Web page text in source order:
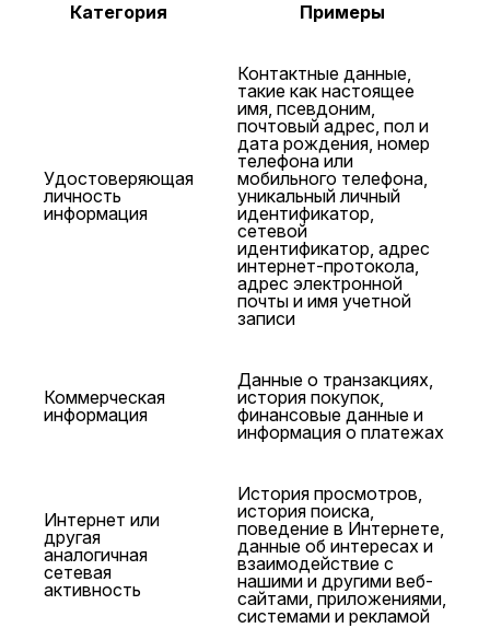
Категория Примеры
Удостоверяющая
личность
информация
Контактные данные,
такие как настоящее
имя, псевдоним,
почтовый адрес, пол и
дата рождения, номер
телефона или
мобильного телефона,
уникальный личный
идентификатор,
сетевой
идентификатор, адрес
интернет-протокола,
адрес электронной
почты и имя учетной
записи
Коммерческая
информация
Данные о транзакциях,
история покупок,
финансовые данные и
информация о платежах
Интернет или
другая
аналогичная
сетевая
активность
История просмотров,
история поиска,
поведение в Интернете,
данные об интересах и
взаимодействие с
нашими и другими веб-
сайтами, приложениями,
системами и рекламой